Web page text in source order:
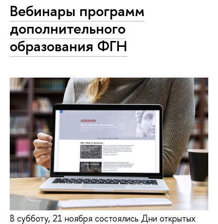
Вебинары программ
дополнительного
образования ФГН
В субботу, 21 ноября состоялись Дни открытых